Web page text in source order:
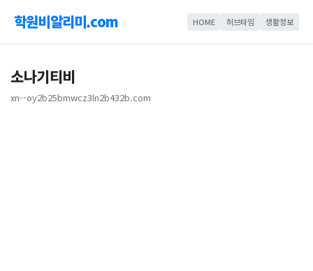
학원비알리미.com HOME 허브타임 생활정보
소나기티비
xn--oy2b25bmwcz3ln2b432b.com